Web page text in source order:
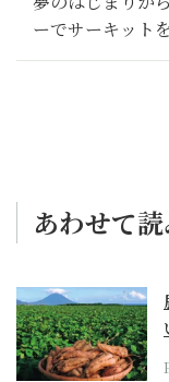
ーでサーキット
あわせて